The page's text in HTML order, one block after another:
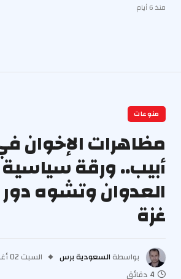
منذ 6 أيام
منوعات
مظاهرات الإخوان
أبيب.. ورقة سياسية
العدوان وتشوه دور
غزة
بواسطة السعودية برس
السبت 02 أغسطس 3:29 ص
4 دقائق